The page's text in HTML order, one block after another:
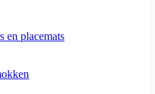
en placemats